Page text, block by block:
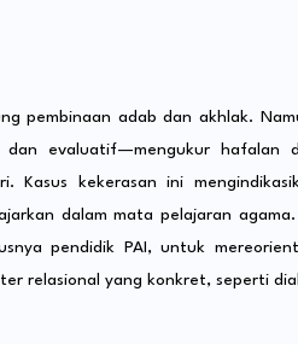
pembinaan adab dan akhlak.
dan evaluatif—mengukur hafalan
Kasus kekerasan ini
dalam mata pelajaran
pendidik PAI, untuk
relasional yang konkret, seperti